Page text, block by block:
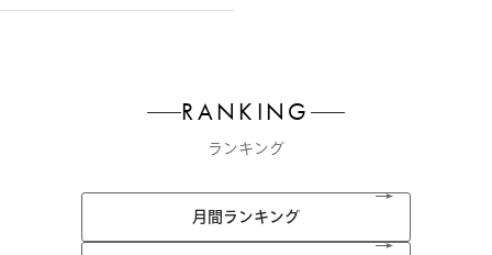
RANKING
ランキング
月間ランキング